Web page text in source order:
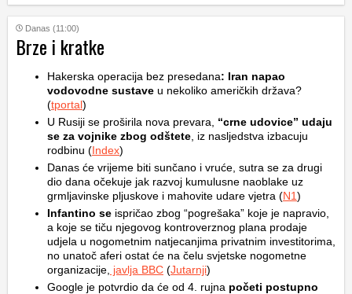
Danas (11:00)
Brze i kratke
Hakerska operacija bez presedana: Iran napao
vodovodne sustave u nekoliko američkih država?
(tportal)
U Rusiji se proširila nova prevara, “crne udovice” udaju
se za vojnike zbog odštete , iz nasljedstva izbacuju
rodbinu (Index)
Danas će vrijeme biti sunčano i vruće, sutra se za drugi
dio dana očekuje jak razvoj kumulusne naoblake uz
grmljavinske pljuskove i mahovite udare vjetra (N1)
Infantino se ispričao zbog “pogrešaka” koje je napravio,
a koje se tiču njegovog kontroverznog plana prodaje
udjela u nogometnim natjecanjima privatnim investitorima,
no unatoč aferi ostat će na čelu svjetske nogometne
organizacije, javlja BBC (Jutarnji)
Google je potvrdio da će od 4. rujna početi postupno